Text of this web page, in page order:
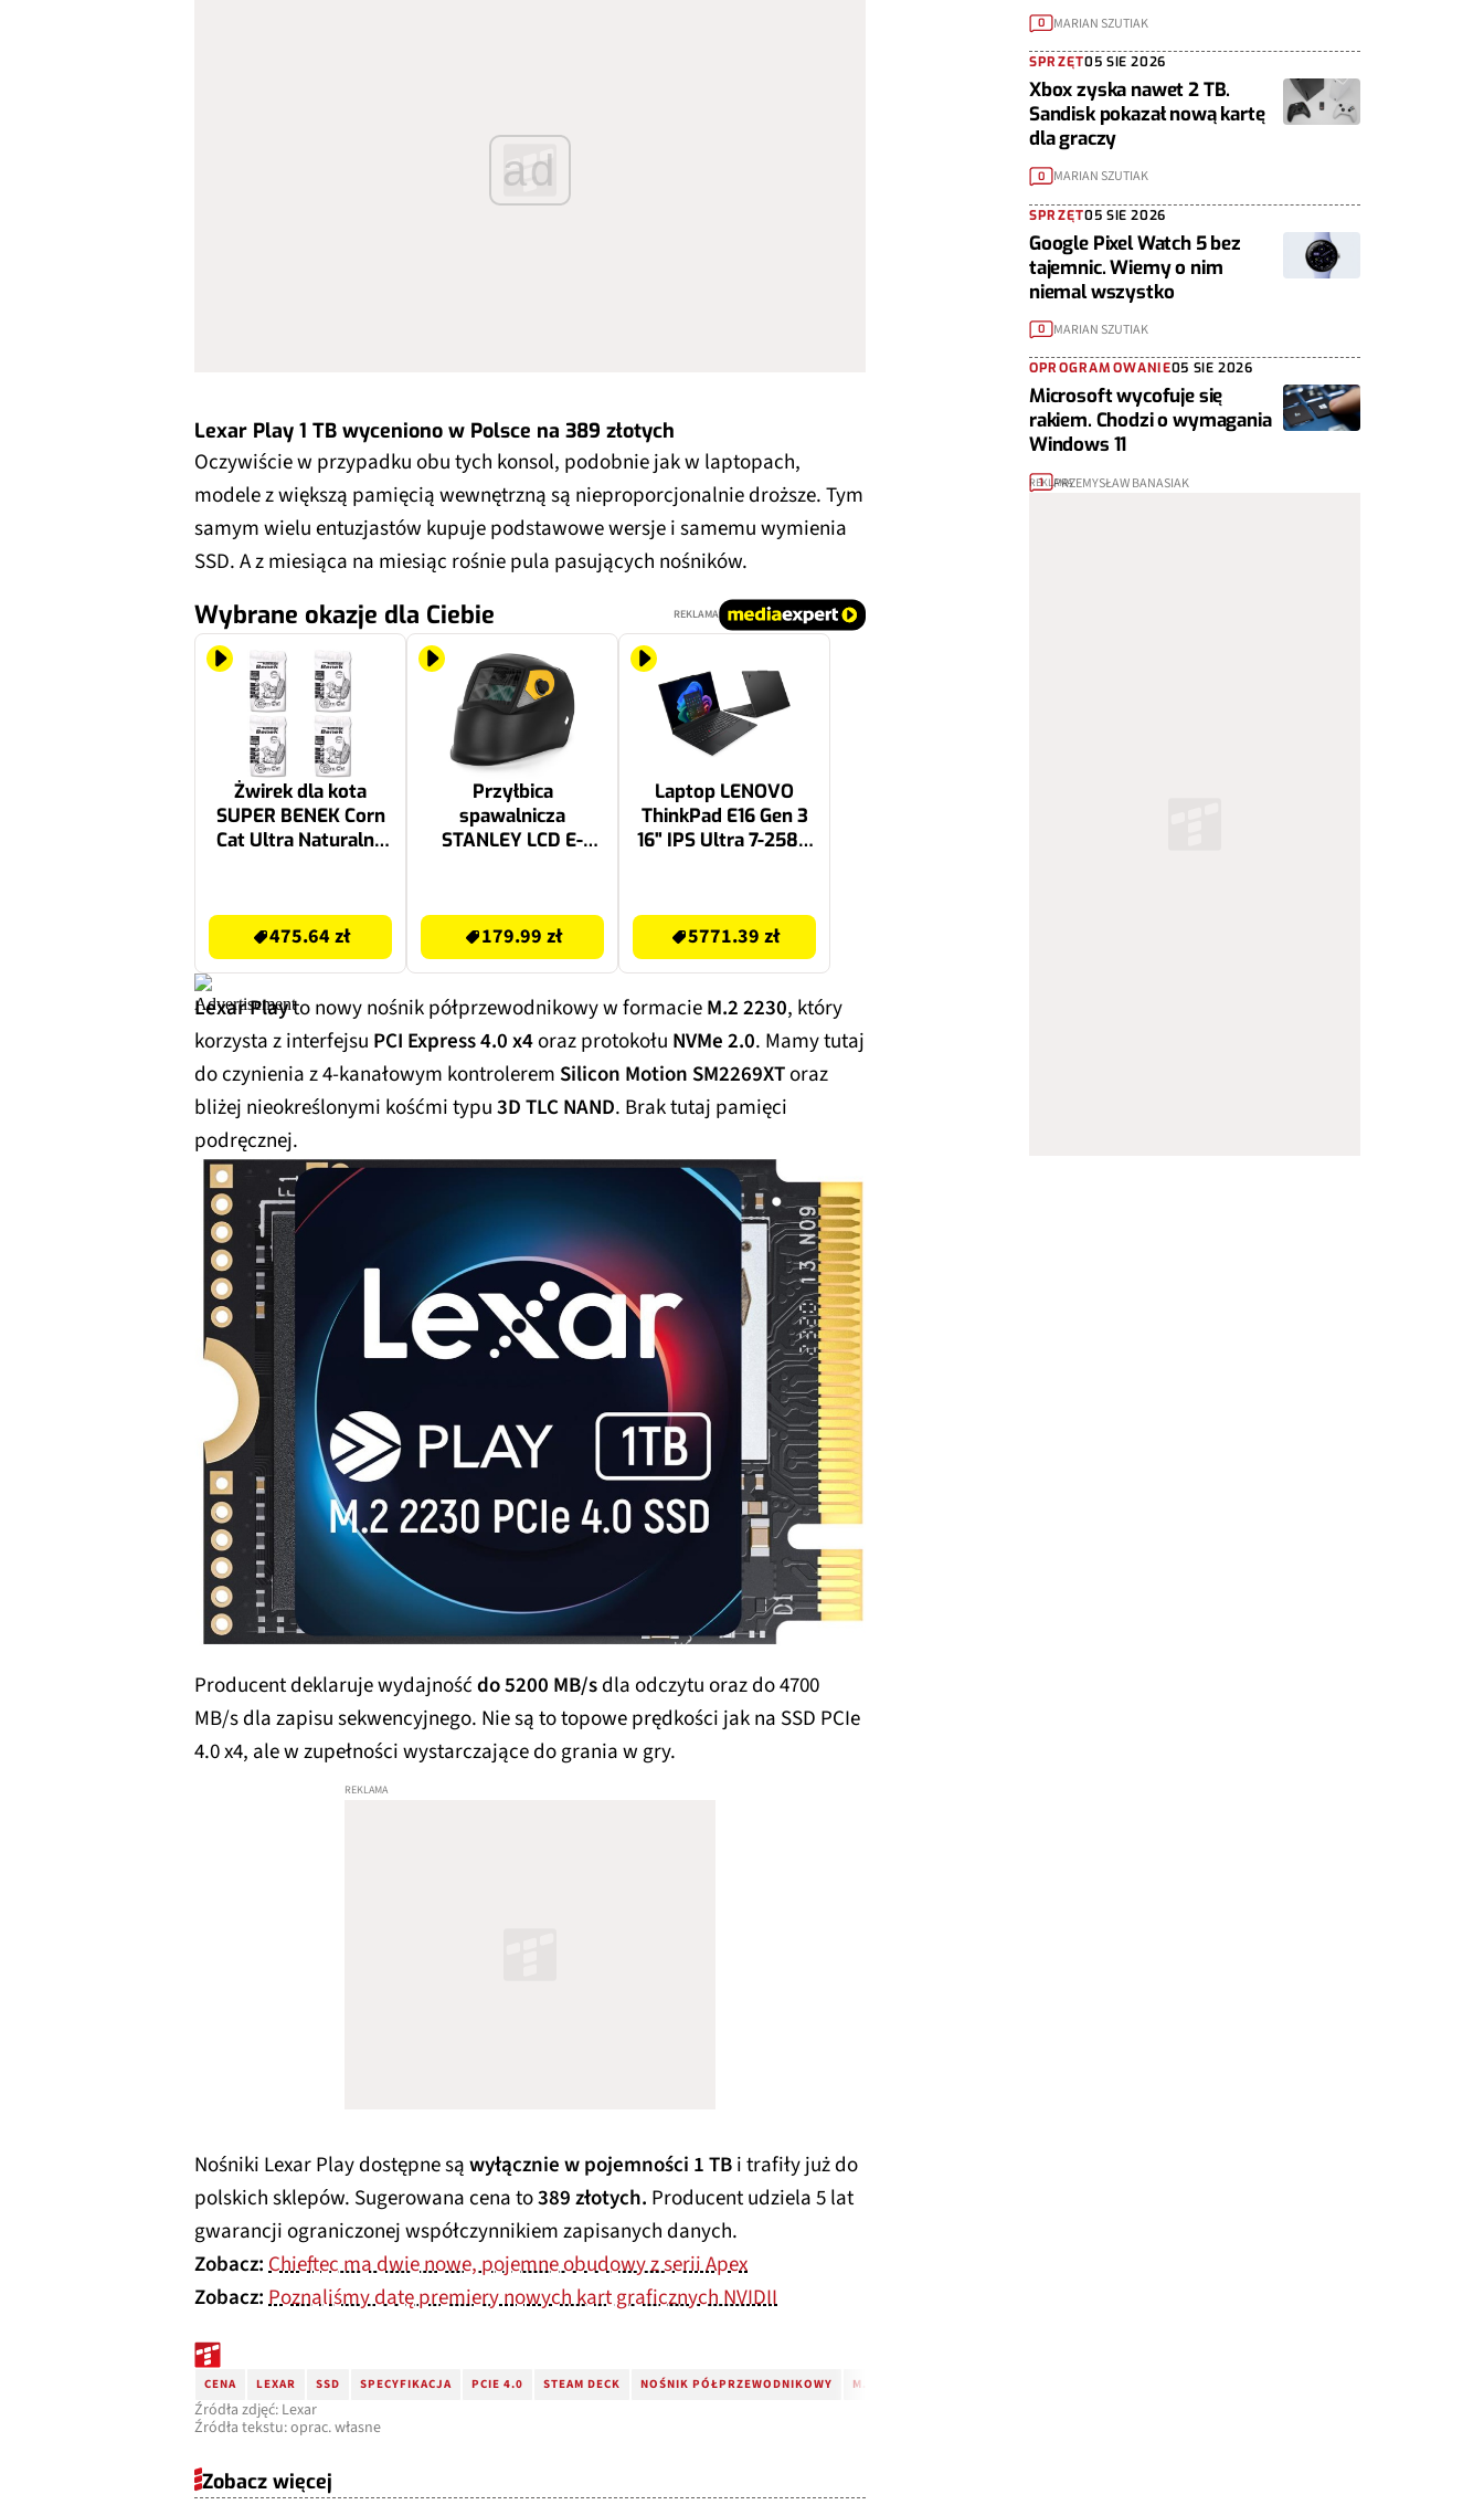
ad
Lexar Play 1 TB wyceniono w Polsce na 389 złotych
Oczywiście w przypadku obu tych konsol, podobnie jak w laptopach,
modele z większą pamięcią wewnętrzną są nieproporcjonalnie droższe. Tym
samym wielu entuzjastów kupuje podstawowe wersje i samemu wymienia
SSD. A z miesiąca na miesiąc rośnie pula pasujących nośników.
Wybrane okazje dla Ciebie REKLAMA
Żwirek dla kota
SUPER BENEK Corn
Cat Ultra Naturalny
475.64 zł
Przyłbica
spawalnicza
STANLEY LCD E-
179.99 zł
Laptop LENOVO
ThinkPad E16 Gen 3
16" IPS Ultra 7-258V
Professional,
Funkcje AI
5771.39 zł
Lexar Playto nowy nośnik półprzewodnikowy w formacieM.2 2230, który
korzysta z interfejsu PCI Express 4.0 x4oraz protokołu NVMe 2.0. Mamy tutaj
do czynienia z 4-kanałowym kontrolerem Silicon Motion SM2269XToraz
bliżej nieokreślonymi kośćmi typu3D TLC NAND. Brak tutaj pamięci
podręcznej.
Producent deklaruje wydajnośćdo 5200 MB/sdla odczytu oraz do 4700
MB/s dla zapisu sekwencyjnego. Nie są to topowe prędkości jak na SSD PCIe
4.0 x4, ale w zupełności wystarczające do grania w gry.
Nośniki Lexar Play dostępne sąwyłącznie w pojemności 1 TBi trafiły już do
polskich sklepów. Sugerowana cena to389 złotych. Producent udziela 5 lat
gwarancji ograniczonej współczynnikiem zapisanych danych.
Zobacz:Chieftec ma dwie nowe, pojemne obudowy z serii Apex
Zobacz:Poznaliśmy datę premiery nowych kart graficznych NVIDII
CENA LEXAR SSD SPECYFIKACJA PCIE 4.0 STEAM DECK NOŚNIK PÓŁPRZEWODNIKOWY M.2 2230
Źródła zdjęć: Lexar
Źródła tekstu: oprac. własne
Zobacz więcej
0 MARIAN SZUTIAK
SPRZĘT05 SIE 2026
Xbox zyska nawet 2 TB.
Sandisk pokazał nową kartę
dla graczy
0 MARIAN SZUTIAK
SPRZĘT05 SIE 2026
Google Pixel Watch 5 bez
tajemnic. Wiemy o nim
niemal wszystko
0 MARIAN SZUTIAK
OPROGRAMOWANIE05 SIE 2026
Microsoft wycofuje się
rakiem. Chodzi o wymagania
Windows 11
1 PRZEMYSŁAW BANASIAK